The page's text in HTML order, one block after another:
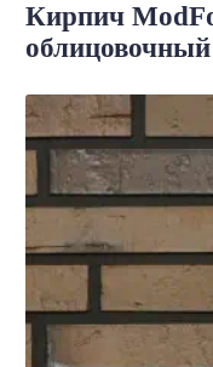
Кирпич